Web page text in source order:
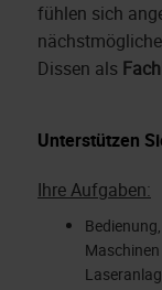
fühlen sich
Dissen als
Unterstützen
Ihre Aufgaben: